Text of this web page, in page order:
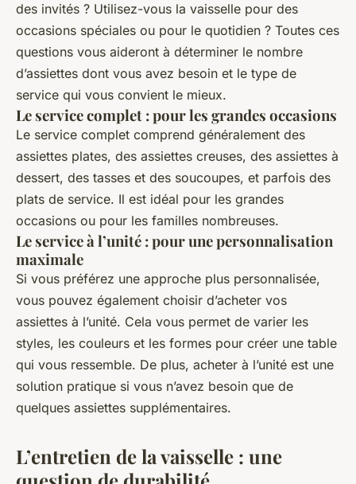
des invités ? Utilisez-vous la vaisselle pour des
occasions spéciales ou pour le quotidien ? Toutes ces
questions vous aideront à déterminer le nombre
d’assiettes dont vous avez besoin et le type de
service qui vous convient le mieux.
Le service complet : pour les grandes occasions
Le service complet comprend généralement des
assiettes plates, des assiettes creuses, des assiettes à
dessert, des tasses et des soucoupes, et parfois des
plats de service. Il est idéal pour les grandes
occasions ou pour les familles nombreuses.
Le service à l’unité : pour une personnalisation
maximale
Si vous préférez une approche plus personnalisée,
vous pouvez également choisir d’acheter vos
assiettes à l’unité. Cela vous permet de varier les
styles, les couleurs et les formes pour créer une table
qui vous ressemble. De plus, acheter à l’unité est une
solution pratique si vous n’avez besoin que de
quelques assiettes supplémentaires.
L’entretien de la vaisselle : une